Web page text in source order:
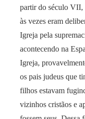
partir do século VII,
às vezes eram
Igreja pela
acontecendo na
Igreja,
os pais judeus que
filhos estavam
vizinhos cristãos e